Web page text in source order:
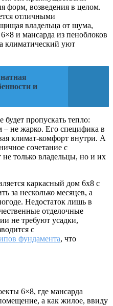
форм, возведения в целом.
отличными
владельца от шума,
и мансарда из пеноблоков
климатический уют
и
пропускать тепло:
– не жарко. Его специфика в
климат-комфорт внутри. А
сочетание с
только владельцы, но и их
каркасный дом 6х8 с
за несколько месяцев, а
Недостаток лишь в
отделочные
не требуют усадки,
с
фундамента, что
6×8, где мансарда
а как жилое, ввиду